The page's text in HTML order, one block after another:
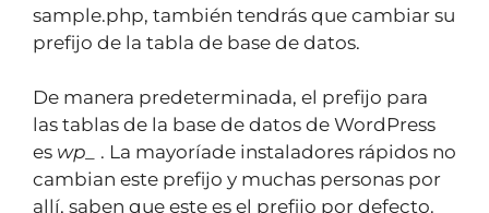
sample.php, también tendrás que cambiar su
prefijo de la tabla de base de datos.
De manera predeterminada, el prefijo para
las tablas de la base de datos de WordPress
es wp_
. La mayoríade instaladores rápidos no
cambian este prefijo y muchas personas por
allí, saben que este es el prefijo por defecto.